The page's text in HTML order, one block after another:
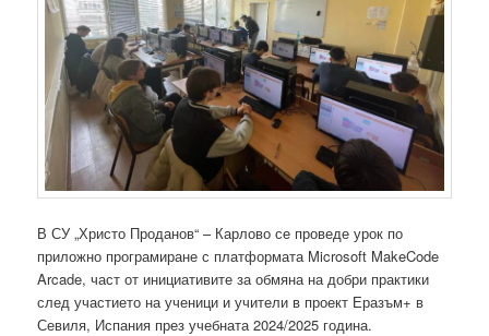
В СУ „Христо Проданов“ – Карлово се проведе урок по
приложно програмиране с платформата Microsoft MakeCode
Arcade, част от инициативите за обмяна на добри практики
след участието на ученици и учители в проект Еразъм+ в
Севиля, Испания през учебната 2024/2025 година.